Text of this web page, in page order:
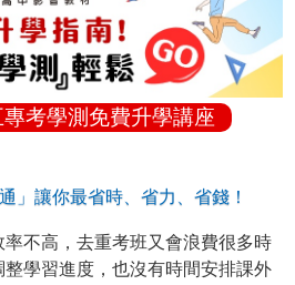
考學測免費升學講座
」讓你最省時、省力、省錢！
不高，去重考班又會浪費很多時
學習進度，也沒有時間安排課外